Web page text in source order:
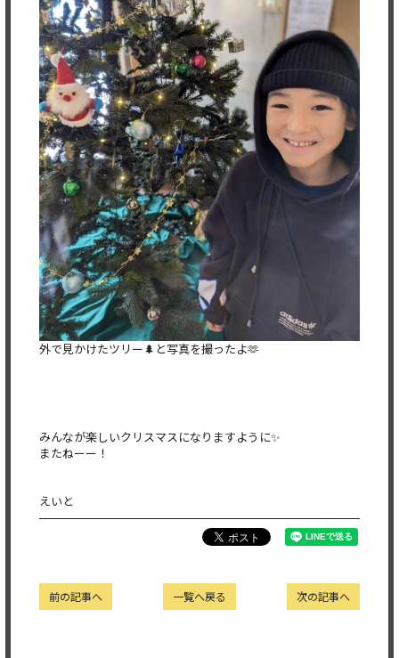
外で見かけたツリー🌲と写真を撮ったよ🫶
みんなが楽しいクリスマスになりますように✨
またねーー！
えいと
次の記事へ
一覧へ戻る
前の記事へ